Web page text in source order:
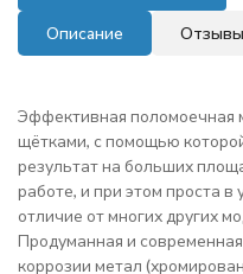
Описание Отзывы
Эффективная поломоечная
щётками, с помощью
результат на больших
работе, и при этом проста
отличие от многих других
Продуманная и
коррозии метал